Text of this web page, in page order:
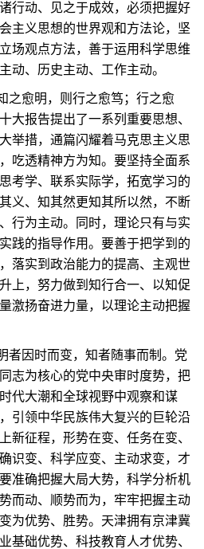
行动、见之于成效，必须把握好
主义思想的世界观和方法论，坚
场观点方法，善于运用科学思维
动、历史主动、工作主动。
愈明，则行之愈笃；行之愈
大报告提出了一系列重要思想、
举措，通篇闪耀着马克思主义思
吃透精神方为知。要坚持全面系
考学、联系实际学，拓宽学习的
义、知其然更知其所以然，不断
行为主动。同时，理论只有与实
践的指导作用。要善于把学到的
落实到政治能力的提高、主观世
上，努力做到知行合一、以知促
激扬奋进力量，以理论主动把握
因时而变，知者随事而制。党
志为核心的党中央审时度势，把
代大潮和全球视野中观察和谋
引领中华民族伟大复兴的巨轮沿
新征程，形势在变、任务在变、
识变、科学应变、主动求变，才
准确把握大局大势，科学分析机
而动、顺势而为，牢牢把握主动
为优势、胜势。天津拥有京津冀
基础优势、科技教育人才优势、